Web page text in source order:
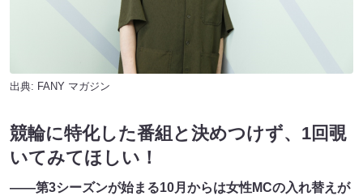
出典: FANY マガジン
競輪に特化した番組と決めつけず、1回覗
いてみてほしい！
――第3シーズンが始まる10月からは女性MCの入れ替えが